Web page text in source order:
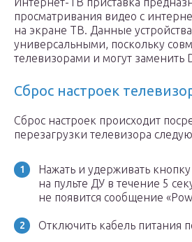
просматривания видео с
на экране ТВ. Данные устройства
универсальными, поскольку
телевизорами и могут заменить
Сброс настроек
Сброс настроек происходит
перезагрузки телевизора
Нажать и удерживать
на пульте ДУ в течение 5
не появится сообщение
Отключить кабель питания